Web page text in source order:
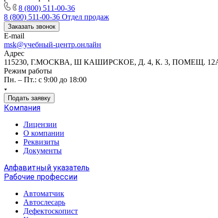
8 (800) 511-00-36
8 (800) 511-00-36 Отдел продаж
Заказать звонок
E-mail
msk@учебный-центр.онлайн
Адрес
115230, Г.МОСКВА, Ш КАШИРСКОЕ, Д. 4, К. 3, ПОМЕЩ.
Режим работы
Пн. – Пт.: с 9:00 до 18:00
Подать заявку
Компания
Лицензии
О компании
Реквизиты
Документы
Алфавитный указатель
Рабочие профессии
Автоматчик
Автослесарь
Дефектоскопист